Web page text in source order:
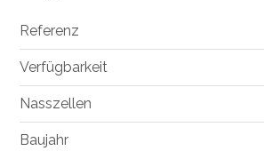
Referenz
Verfügbarkeit
Nasszellen
Baujahr